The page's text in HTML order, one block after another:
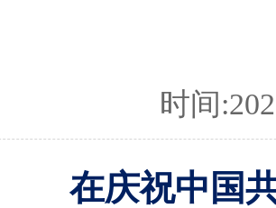
时间
在庆祝中国